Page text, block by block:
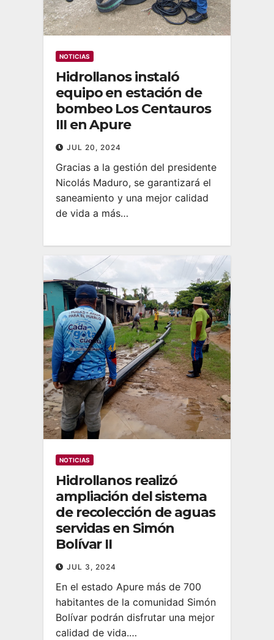
NOTICIAS
Hidrollanos instaló
equipo en estación de
bombeo Los Centauros
III en Apure
JUL 20, 2024
Gracias a la gestión del presidente
Nicolás Maduro, se garantizará el
saneamiento y una mejor calidad
de vida a más…
NOTICIAS
Hidrollanos realizó
ampliación del sistema
de recolección de aguas
servidas en Simón
Bolívar II
JUL 3, 2024
En el estado Apure más de 700
habitantes de la comunidad Simón
Bolívar podrán disfrutar una mejor
calidad de vida.…